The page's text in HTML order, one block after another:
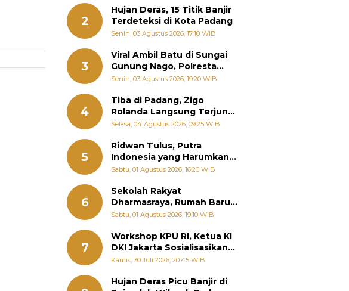
2
Hujan Deras, 15 Titik Banjir
Terdeteksi di Kota Padang
Senin, 03 Agustus 2026, 17:10 WIB
3
Viral Ambil Batu di Sungai
Gunung Nago, Polresta
Padang Ungkap Fakta
Senin, 03 Agustus 2026, 19:20 WIB
4
Tiba di Padang, Zigo
Rolanda Langsung Terjun
Bantu Warga Terdampak
Selasa, 04 Agustus 2026, 09:25 WIB
5
Ridwan Tulus, Putra
Indonesia yang Harumkan
Nama Bangsa hingga
Jepang
Sabtu, 01 Agustus 2026, 16:20 WIB
6
Sekolah Rakyat
Dharmasraya, Rumah Baru
268 Anak Menggapai Mimpi
Kemiskinan
Sabtu, 01 Agustus 2026, 19:10 WIB
7
Workshop KPU RI, Ketua KI
DKI Jakarta Sosialisasikan
Hukum Acara Penyelesaian
Kamis, 30 Juli 2026, 20:45 WIB
Hujan Deras Picu Banjir di